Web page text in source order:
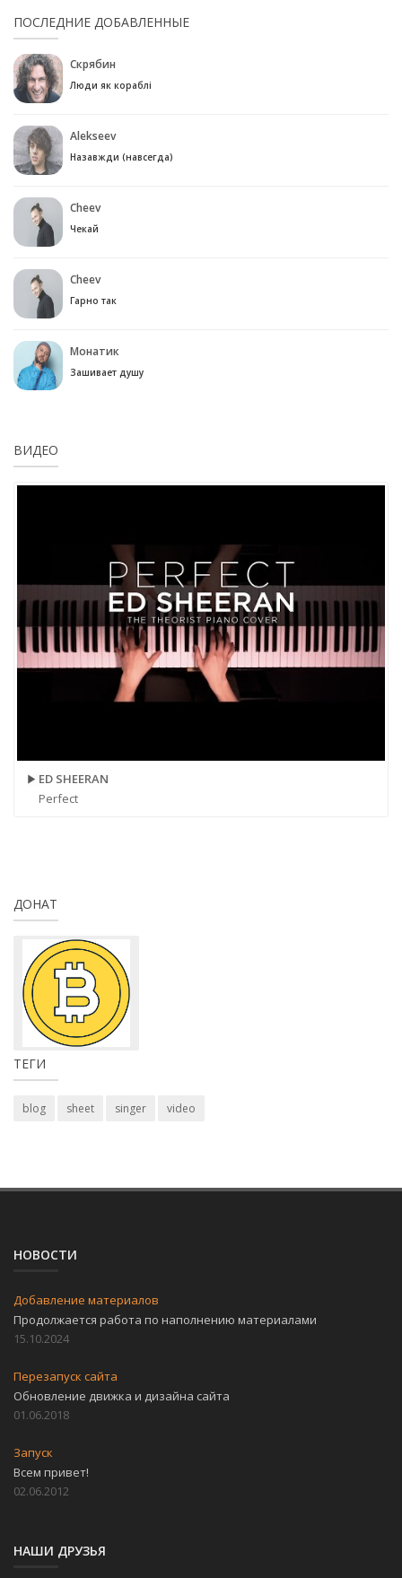
ПОСЛЕДНИЕ ДОБАВЛЕННЫЕ
Скрябин
Люди як кораблі
Alekseev
Назавжди (навсегда)
Cheev
Чекай
Cheev
Гарно так
Монатик
Зашивает душу
ВИДЕО
ED SHEERAN
Perfect
ДОНАТ
ТЕГИ
blog sheet singer video
НОВОСТИ
Добавление материалов
Продолжается работа по наполнению материалами
15.10.2024
Перезапуск сайта
Обновление движка и дизайна сайта
01.06.2018
Запуск
Всем привет!
02.06.2012
НАШИ ДРУЗЬЯ